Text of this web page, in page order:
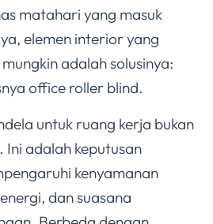
matahari yang masuk
elemen interior yang
adalah solusinya:
office roller blind.
untuk ruang kerja bukan
Ini adalah keputusan
kenyamanan
dan suasana